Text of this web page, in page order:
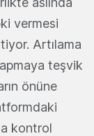
vermesi
Artılama
teşvik
önüne
kontrol